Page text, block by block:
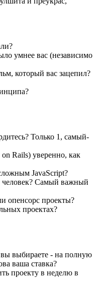
умнее вас (независимо
который вас зацепил?
Только 1, самый-
Rails) уверенно, как
JavaScript?
человек? Самый важный
опенсорс проекты?
проектах?
вы выбираете - на полную
ваша ставка?
проекту в неделю в